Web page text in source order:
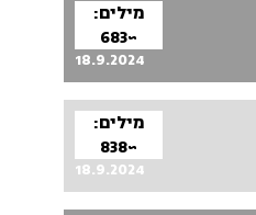
מילים:
~683
18.9.2024
מילים:
~838
18.9.2024